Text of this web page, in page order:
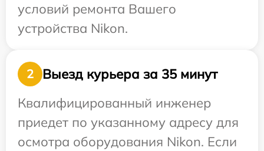
условий ремонта Вашего
устройства Nikon.
2
Выезд курьера за 35 минут
Квалифицированный инженер
приедет по указанному адресу для
осмотра оборудования Nikon. Если